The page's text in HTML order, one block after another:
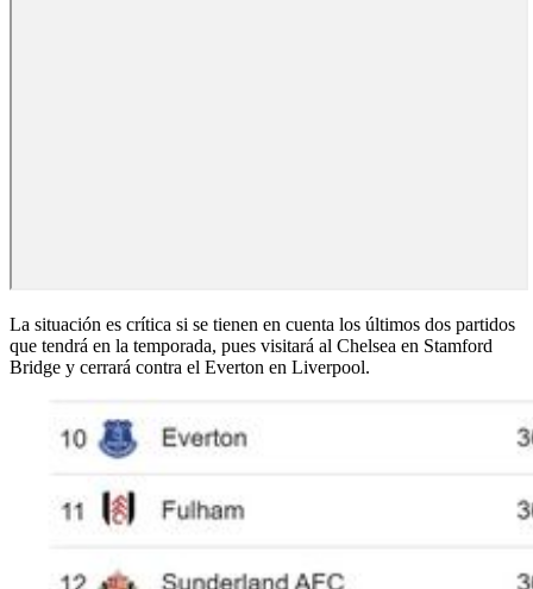
La situación es crítica si se tienen en cuenta los últimos dos partidos
que tendrá en la temporada, pues visitará al Chelsea en Stamford
Bridge y cerrará contra el Everton en Liverpool.